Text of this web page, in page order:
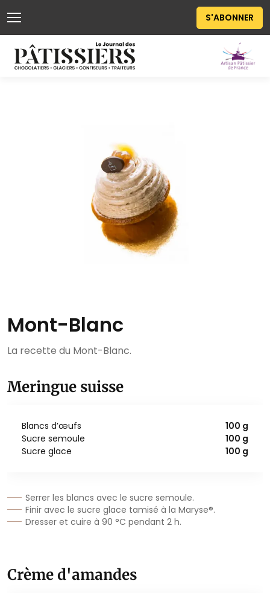
S'ABONNER
Mont-Blanc
La recette du Mont-Blanc.
Meringue suisse
Blancs d’œufs
100 g
Sucre semoule
100 g
Sucre glace
100 g
Serrer les blancs avec le sucre semoule.
Finir avec le sucre glace tamisé à la Maryse®.
Dresser et cuire à 90 °C pendant 2 h.
Crème d'amandes